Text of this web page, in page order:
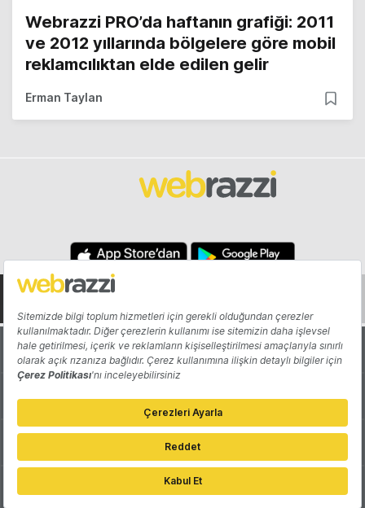
Webrazzi PRO’da haftanın grafiği: 2011
ve 2012 yıllarında bölgelere göre mobil
reklamcılıktan elde edilen gelir
Erman Taylan
Hakkında Yazarlar
Katkıda Bulun Reklam